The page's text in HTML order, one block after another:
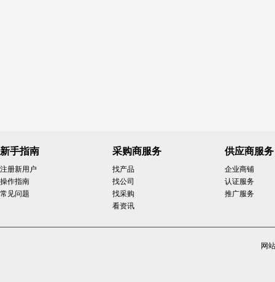
新手指南
注册新用户
操作指南
常见问题
采购商服务
找产品
找公司
找采购
看资讯
供应商服务
企业商铺
认证服务
推广服务
网